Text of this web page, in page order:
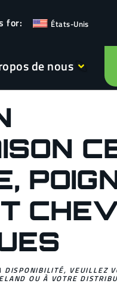
États-Unis
de nous
DISPONIBILITÉ, VEUILLEZ
OU À VOTRE